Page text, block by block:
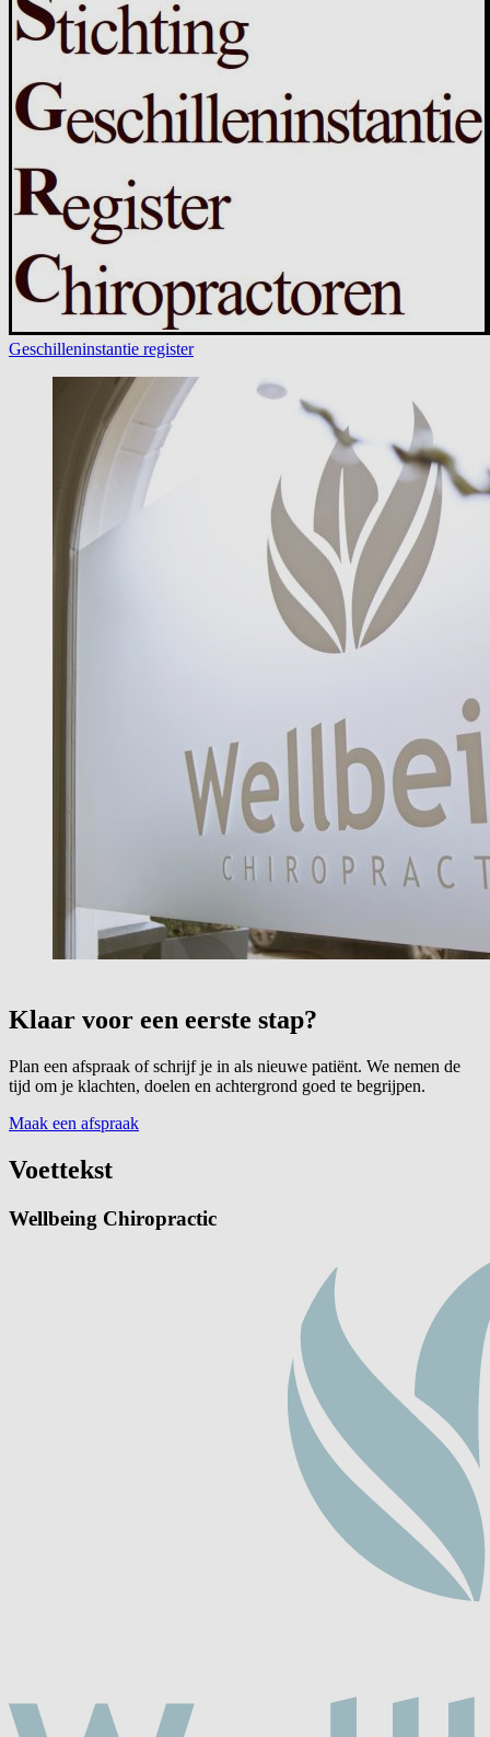
Geschilleninstantie register
Klaar voor een eerste stap?
Plan een afspraak of schrijf je in als nieuwe patiënt. We nemen de
tijd om je klachten, doelen en achtergrond goed te begrijpen.
Maak een afspraak
Voettekst
Wellbeing Chiropractic